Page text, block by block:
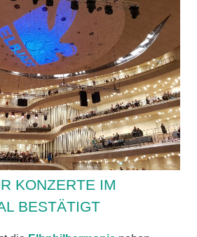
KONZERTE IM
BESTÄTIGT